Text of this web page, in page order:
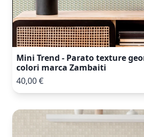
Mini Trend - Parato texture
colori marca Zambaiti
40,00 €